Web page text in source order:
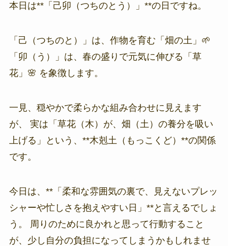
本日は**「己卯（つちのとう）」**の日ですね。
「己（つちのと）」は、作物を育む「畑の土」🌱
「卯（う）」は、春の盛りで元気に伸びる「草
花」🌸 を象徴します。
一見、穏やかで柔らかな組み合わせに見えます
が、 実は「草花（木）が、畑（土）の養分を吸い
上げる」という、**木剋土（もっこくど）**の関係
です。
今日は、**「柔和な雰囲気の裏で、見えないプレッ
シャーや忙しさを抱えやすい日」**と言えるでしょ
う。 周りのために良かれと思って行動すること
が、少し自分の負担になってしまうかもしれませ